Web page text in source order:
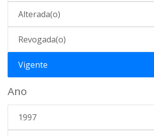
Alterada(o)
Revogada(o)
Vigente
Ano
1997